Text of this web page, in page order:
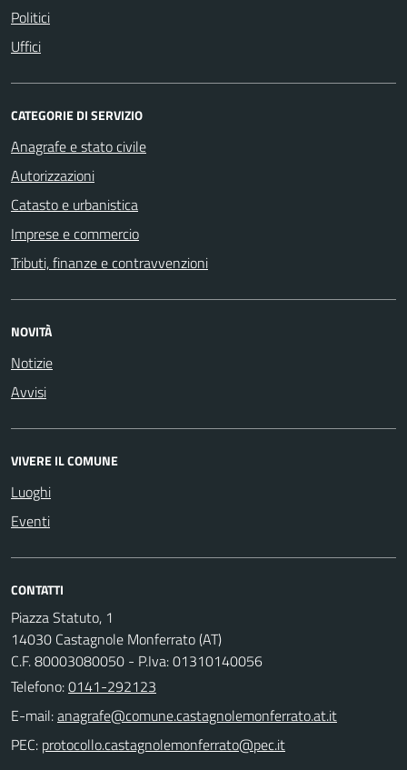
Politici
Uffici
CATEGORIE DI SERVIZIO
Anagrafe e stato civile
Autorizzazioni
Catasto e urbanistica
Imprese e commercio
Tributi, finanze e contravvenzioni
NOVITÀ
Notizie
Avvisi
VIVERE IL COMUNE
Luoghi
Eventi
CONTATTI
Piazza Statuto, 1
14030 Castagnole Monferrato (AT)
C.F. 80003080050 - P.Iva: 01310140056
Telefono:0141-292123
E-mail:
PEC: